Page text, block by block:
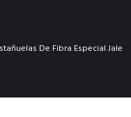
De Fibra Especial Jale